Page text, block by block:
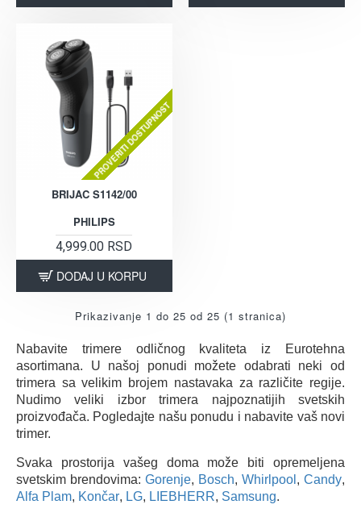
Nabavite trimere odličnog kvaliteta iz Eurotehna
asortimana. U našoj ponudi možete odabrati neki od
trimera sa velikim brojem nastavaka za različite regije.
Nudimo veliki izbor trimera najpoznatijih svetskih
proizvođača. Pogledajte našu ponudu i nabavite vaš novi
trimer.
Svaka prostorija vašeg doma može biti opremeljena
svetskim brendovima: Gorenje, Bosch, Whirlpool , Candy,
Alfa Plam, Končar, LG, LIEBHERR, Samsung.
PROVERITI DOSTUPNOST
BRIJAC S1142/00
PHILIPS
4,999.00 RSD
DODAJ U KORPU
Prikazivanje 1 do 25 od 25 (1 stranica)